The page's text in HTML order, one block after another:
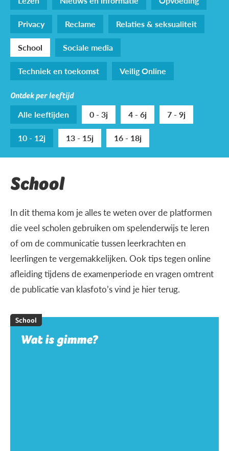
Privacy
Reclame
Relaties & seksualiteit
School
Sociale media
Techniek en toekomst
Veilig Online
Ontdek per leeftijd
Alle leeftijden 0 - 3j 4 - 6j
7 - 9j
10 - 12j
13 - 15j 16 - 18j
School
In dit thema kom je alles te weten over de platformen
die veel scholen gebruiken om spelenderwijs te leren
of om de communicatie tussen leerkrachten en
leerlingen te vergemakkelijken. Ook tips tegen online
afleiding tijdens de examenperiode en vragen omtrent
de publicatie van klasfoto’s vind je hier terug.
School
Wat is gimme?